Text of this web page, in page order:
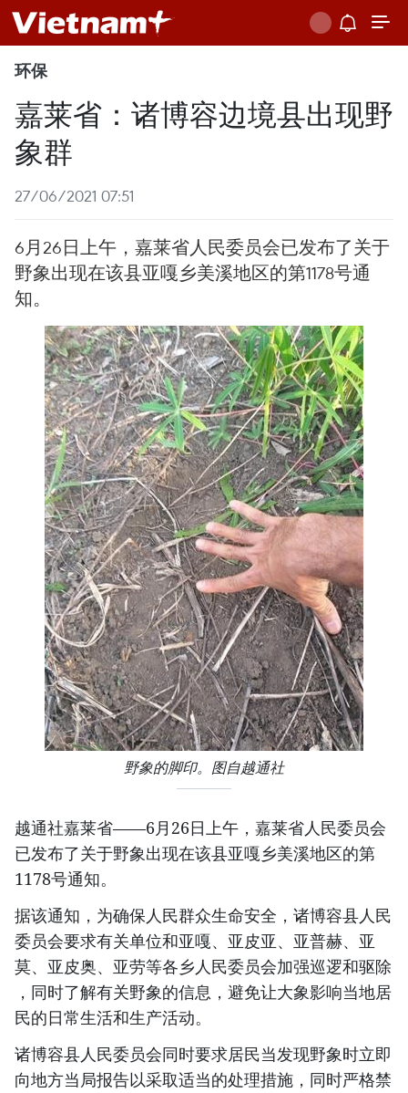
环保
嘉莱省：诸博容边境县出现野
象群
27/06/2021 07:51
6月26日上午，嘉莱省人民委员会已发布了关于
野象出现在该县亚嘎乡美溪地区的第1178号通
知。
野象的脚印。图自越通社
越通社嘉莱省——6月26日上午，嘉莱省人民委员会
已发布了关于野象出现在该县亚嘎乡美溪地区的第
1178号通知。
据该通知，为确保人民群众生命安全，诸博容县人民
委员会要求有关单位和亚嘎、亚皮亚、亚普赫、亚
莫、亚皮奥、亚劳等各乡人民委员会加强巡逻和驱除
，同时了解有关野象的信息，避免让大象影响当地居
民的日常生活和生产活动。
诸博容县人民委员会同时要求居民当发现野象时立即
向地方当局报告以采取适当的处理措施，同时严格禁